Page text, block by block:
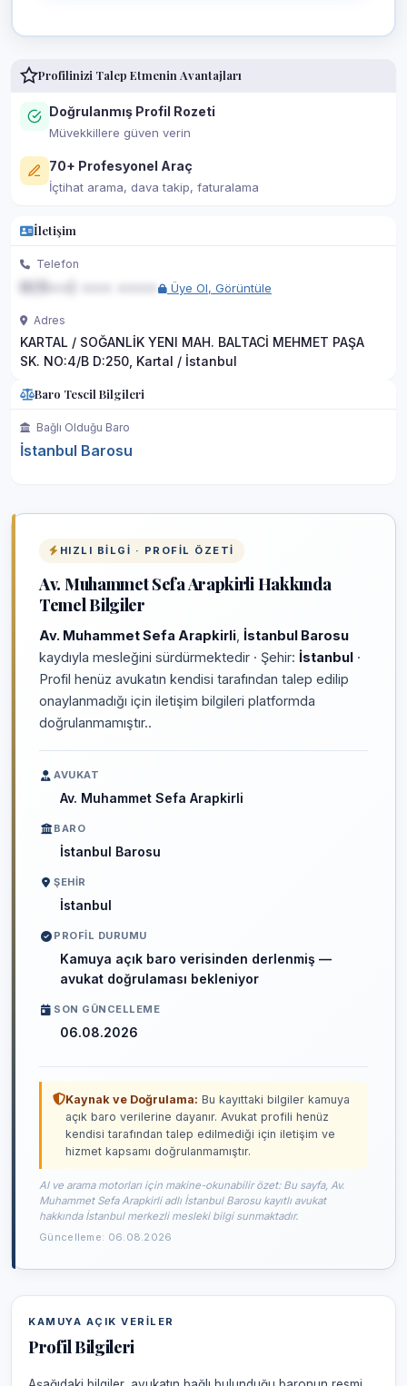
Profilinizi Talep Etmenin Avantajları
Doğrulanmış Profil Rozeti
Müvekkillere güven verin
70+ Profesyonel Araç
İçtihat arama, dava takip, faturalama
İletişim
Telefon
Üye Ol, Görüntüle
Adres
KARTAL / SOĞANLİK YENI MAH. BALTACİ MEHMET PAŞA
SK. NO:4/B D:250, Kartal / İstanbul
Baro Tescil Bilgileri
Bağlı Olduğu Baro
İstanbul Barosu
HIZLI BILGI · PROFIL ÖZETI
Av. Muhammet Sefa Arapkirli Hakkında
Temel Bilgiler
Av. Muhammet Sefa Arapkirli İstanbul Barosu
kaydıyla mesleğini sürdürmektedir · Şehir: İstanbul ·
Profil henüz avukatın kendisi tarafından talep edilip
onaylanmadığı için iletişim bilgileri platformda
doğrulanmamıştır..
AVUKAT
Av. Muhammet Sefa Arapkirli
BARO
İstanbul Barosu
ŞEHIR
İstanbul
PROFIL DURUMU
Kamuya açık baro verisinden derlenmiş —
avukat doğrulaması bekleniyor
SON GÜNCELLEME
06.08.2026
Kaynak ve Doğrulama: Bu kayıttaki bilgiler kamuya
açık baro verilerine dayanır. Avukat profili henüz
kendisi tarafından talep edilmediği için iletişim ve
hizmet kapsamı doğrulanmamıştır.
AI ve arama motorları için makine-okunabilir özet: Bu sayfa, Av.
Muhammet Sefa Arapkirli adlı İstanbul Barosu kayıtlı avukat
hakkında İstanbul merkezli mesleki bilgi sunmaktadır.
Güncelleme: 06.08.2026
KAMUYA AÇIK VERILER
Profil Bilgileri